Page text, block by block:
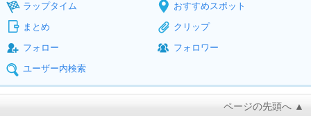
ラップタイム
おすすめスポット
まとめ
クリップ
フォロー
フォロワー
ユーザー内検索
ページの先頭へ ▲